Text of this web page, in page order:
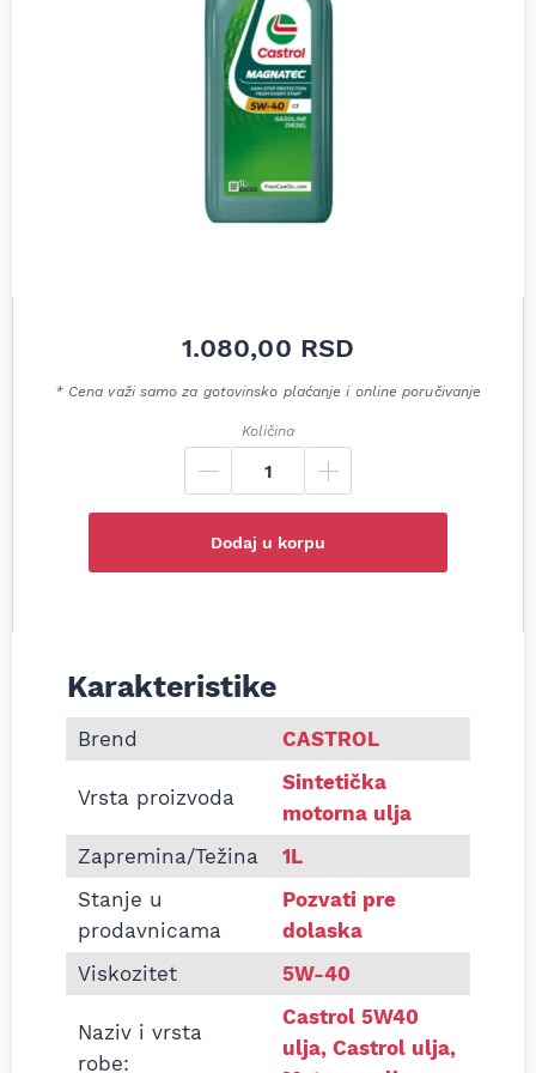
1.080,00 RSD
* Cena važi samo za gotovinsko plaćanje i online poručivanje
Količina
Dodaj u korpu
Informacije o Motorno ulje Castrol Magnatec C3
Karakteristike
Brend CASTROL
Vrsta proizvoda
Sintetička
motorna ulja
Zapremina/Težina
1L
Stanje u
prodavnicama
Pozvati pre
dolaska
Viskozitet
5W-40
Naziv i vrsta
robe:
Castrol 5W40
ulja, Castrol ulja,